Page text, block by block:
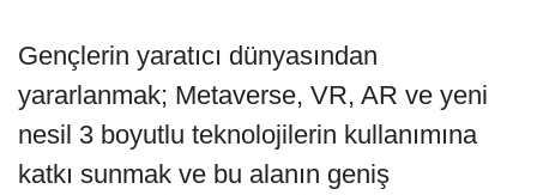
Gençlerin yaratıcı dünyasından
yararlanmak; Metaverse, VR, AR ve yeni
nesil 3 boyutlu teknolojilerin kullanımına
katkı sunmak ve bu alanın geniş